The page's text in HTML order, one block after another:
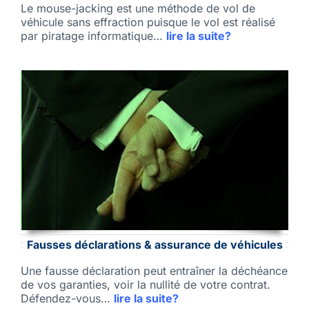
Le mouse-jacking est une méthode de vol de
véhicule sans effraction puisque le vol est réalisé
par piratage informatique… lire la suite?
Fausses déclarations & assurance de véhicules
Une fausse déclaration peut entraîner la déchéance
de vos garanties, voir la nullité de votre contrat.
Défendez-vous… lire la suite?